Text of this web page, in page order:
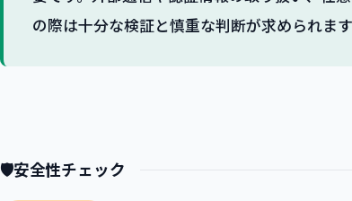
の際は十分な検証と慎重な判断が求められま
🛡安全性チェック